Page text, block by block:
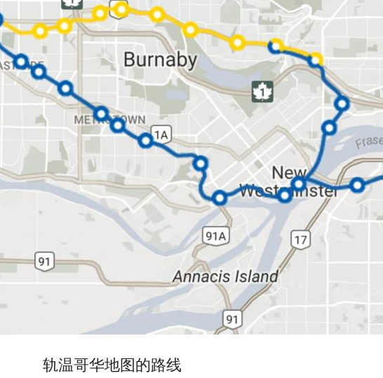
轨温哥华地图的路线